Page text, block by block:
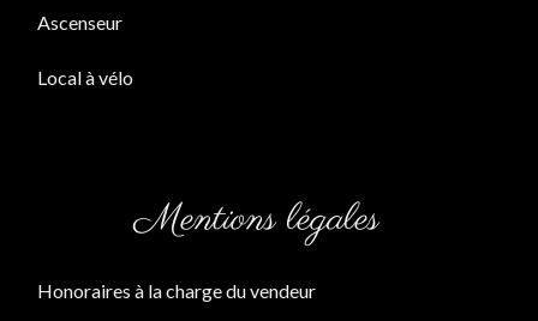
Ascenseur
Local à vélo
Mentions légales
Honoraires à la charge du vendeur